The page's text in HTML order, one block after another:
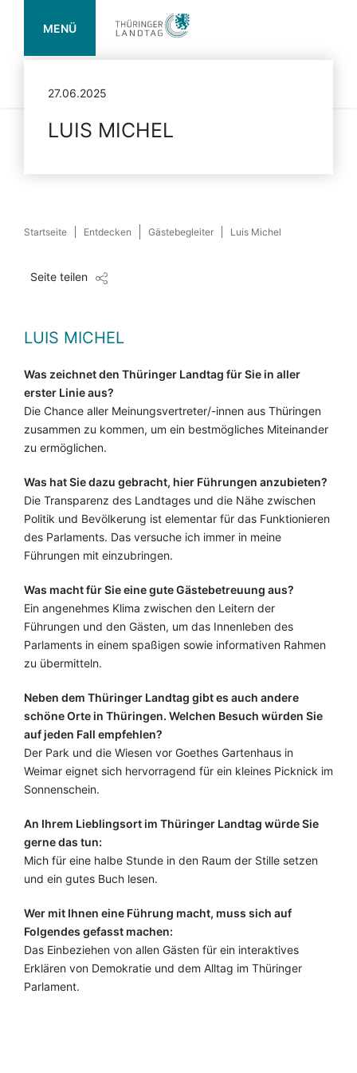
MENÜ
Termine
27.06.2025
LUIS MICHEL
Startseite Entdecken Gästebegleiter Luis Michel
Seite teilen
LUIS MICHEL
Was zeichnet den Thüringer Landtag für Sie in aller
erster Linie aus?
Die Chance aller Meinungsvertreter/-innen aus Thüringen
zusammen zu kommen, um ein bestmögliches Miteinander
zu ermöglichen.
Was hat Sie dazu gebracht, hier Führungen anzubieten?
Die Transparenz des Landtages und die Nähe zwischen
Politik und Bevölkerung ist elementar für das Funktionieren
des Parlaments. Das versuche ich immer in meine
Führungen mit einzubringen.
Was macht für Sie eine gute Gästebetreuung aus?
Ein angenehmes Klima zwischen den Leitern der
Führungen und den Gästen, um das Innenleben des
Parlaments in einem spaßigen sowie informativen Rahmen
zu übermitteln.
Neben dem Thüringer Landtag gibt es auch andere
schöne Orte in Thüringen. Welchen Besuch würden Sie
auf jeden Fall empfehlen?
Der Park und die Wiesen vor Goethes Gartenhaus in
Weimar eignet sich hervorragend für ein kleines Picknick im
Sonnenschein.
An Ihrem Lieblingsort im Thüringer Landtag würde Sie
gerne das tun:
Mich für eine halbe Stunde in den Raum der Stille setzen
und ein gutes Buch lesen.
Wer mit Ihnen eine Führung macht, muss sich auf
Folgendes gefasst machen:
Das Einbeziehen von allen Gästen für ein interaktives
Erklären von Demokratie und dem Alltag im Thüringer
Parlament.